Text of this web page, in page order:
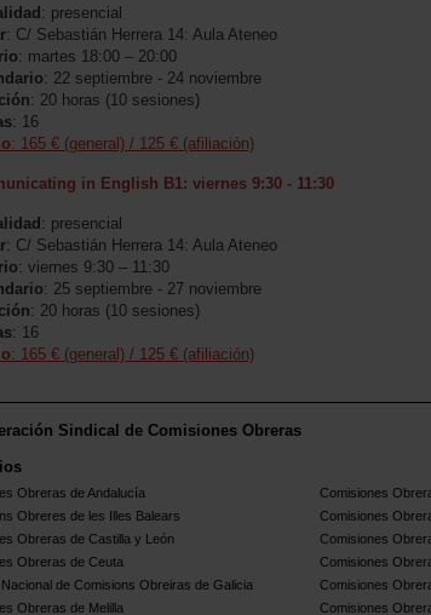
: presencial
: C/ Sebastián Herrera 14: Aula Ateneo
: martes 18:00 – 20:00
: 22 septiembre - 24 noviembre
: 20 horas (10 sesiones)
: 16
: 165 € (general) / 125 € (afiliación)
in English B1: viernes 9:30 - 11:30
: presencial
: C/ Sebastián Herrera 14: Aula Ateneo
: viernes 9:30 – 11:30
: 25 septiembre - 27 noviembre
: 20 horas (10 sesiones)
: 16
: 165 € (general) / 125 € (afiliación)
Sindical de Comisiones Obreras
Obreras de Andalucía Comisiones
Obreres de les Illes Balears
Comisiones
Obreras de Castilla y León
Comisiones
Obreras de Ceuta
Comisiones
de Comisions Obreiras de Galicia
Comisiones
Obreras de Melilla
Comisiones